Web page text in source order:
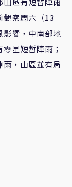
觀察周六（13
影響，中南部地
星短暫陣雨；
，山區並有局